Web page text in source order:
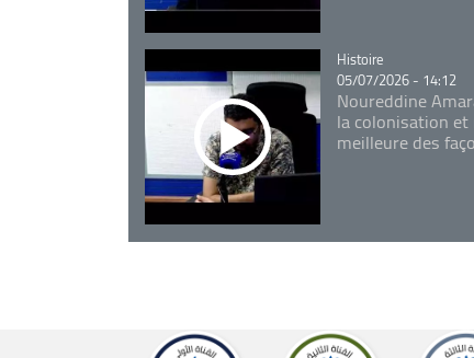
Catégorie
Histoire
05/07/2026 - 14:12
Noureddine
la colonisation
meilleure des